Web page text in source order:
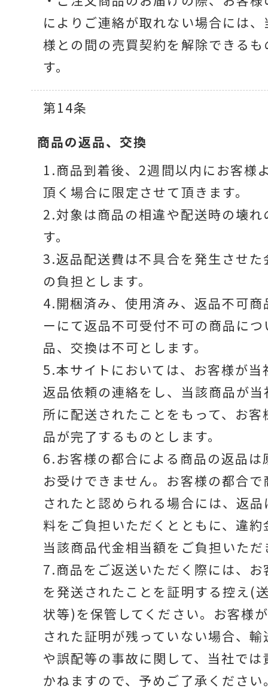
によりご連絡が取れない場合には
様との間の売買契約を解除できる
す。
第14条
商品の返品、交換
1.商品到着後、2週間以内にお客様
頂く場合に限定させて頂きます。
2.対象は商品の相違や配送時の壊れ
す。
3.返品配送費は不具合を発生させた
の負担とします。
4.開梱済み、使用済み、返品不可商
ーにて返品不可受付不可の商品に
品、交換は不可とします。
5.本サイトにおいては、お客様が当
返品依頼の連絡をし、当該商品が
所に配送されたことをもって、お客
品が完了するものとします。
6.お客様の都合による商品の返品は
お受けできません。お客様の都合
されたと認められる場合には、返
料をご負担いただくとともに、違約
当該商品代金相当額をご負担いただ
7.商品をご返送いただく際には、お
を発送されたことを証明する控え(
状等)を保管してください。お客様
された証明が残っていない場合、
や誤配等の事故に関して、当社では
かねますので、予めご了承ください